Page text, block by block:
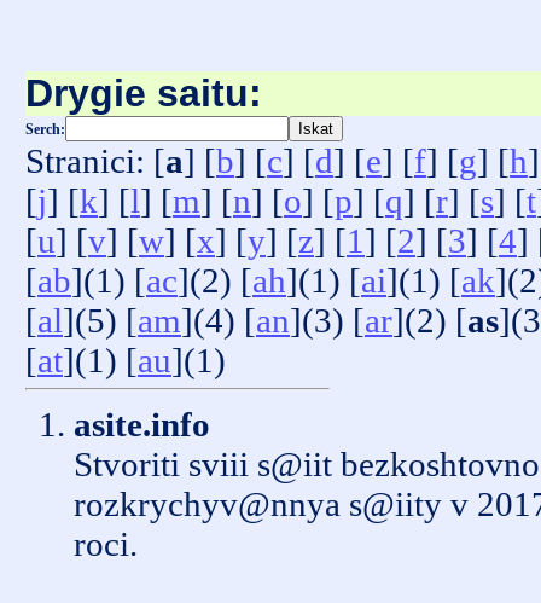
Drygie saitu:
Serch:
Stranici: [a] [b] [c] [d] [e] [f] [g] [h
[j] [k] [l] [m] [n] [o] [p] [q] [r] [s] [t
[u] [v] [w] [x] [y] [z] [1] [2] [3] [4]
[ab](1) [ac](2) [ah](1) [ai](1) [ak
[al](5) [am](4) [an](3) [ar](2) [as
[at](1) [au](1)
asite.info
Stvoriti svіii s@iit
rozkrychyv@nnya s@iity v
rocі.